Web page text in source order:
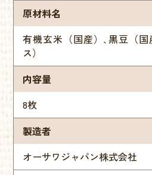
原材料名
有機玄米（国産）､黒豆（
ス）
内容量
8枚
製造者
オーサワジャパン株式会社